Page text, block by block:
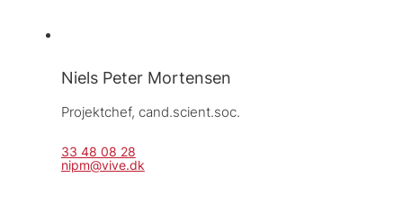
Niels Peter Mortensen
Projektchef, cand.scient.soc.
33 48 08 28
nipm@vive.dk